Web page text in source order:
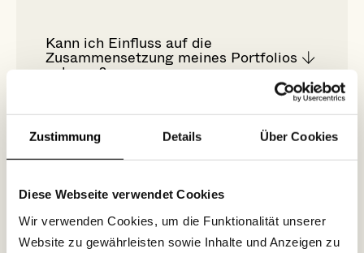
Zustimmung Details Über Cookies
Diese Webseite verwendet Cookies
Wir verwenden Cookies, um die Funktionalität unserer
Website zu gewährleisten sowie Inhalte und Anzeigen zu
Kann ich Einfluss auf die
Zusammensetzung meines Portfolios
nehmen?